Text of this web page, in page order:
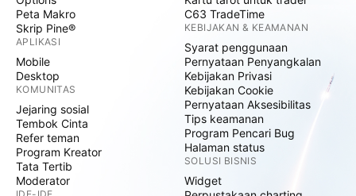
Peta Makro
Skrip Pine®
APLIKASI
Mobile
Desktop
KOMUNITAS
Jejaring sosial
Tembok Cinta
Refer teman
Program Kreator
Tata Tertib
Moderator
C63 TradeTime
KEBIJAKAN & KEAMANAN
Syarat penggunaan
Pernyataan Penyangkalan
Kebijakan Privasi
Kebijakan Cookie
Pernyataan Aksesibilitas
Tips keamanan
Program Pencari Bug
Halaman status
SOLUSI BISNIS
Widget